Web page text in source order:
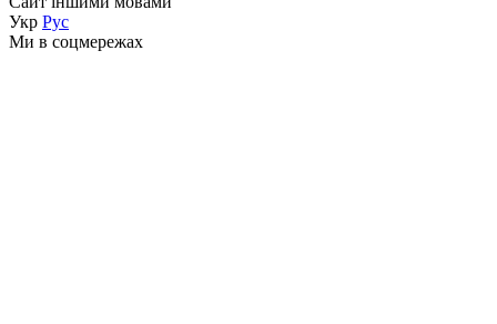
Укр Рус
Ми в соцмережах